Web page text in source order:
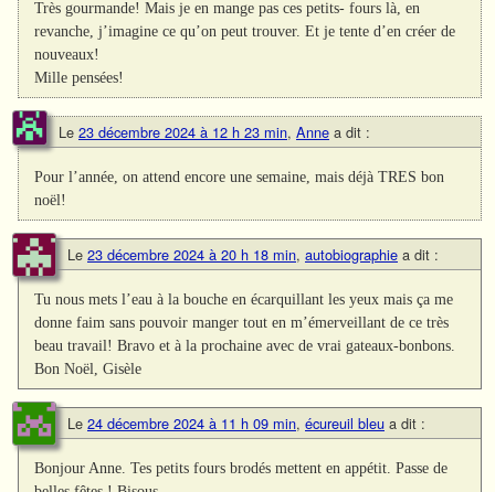
Très gourmande! Mais je en mange pas ces petits- fours là, en
revanche, j’imagine ce qu’on peut trouver. Et je tente d’en créer de
nouveaux!
Mille pensées!
Le 23 décembre 2024 à 12 h 23 min, Anne a dit :
Pour l’année, on attend encore une semaine, mais déjà TRES bon
noël!
Le 23 décembre 2024 à 20 h 18 min, autobiographie a dit :
Tu nous mets l’eau à la bouche en écarquillant les yeux mais ça me
donne faim sans pouvoir manger tout en m’émerveillant de ce très
beau travail! Bravo et à la prochaine avec de vrai gateaux-bonbons.
Bon Noël, Gisèle
Le 24 décembre 2024 à 11 h 09 min, écureuil bleu a dit :
Bonjour Anne. Tes petits fours brodés mettent en appétit. Passe de